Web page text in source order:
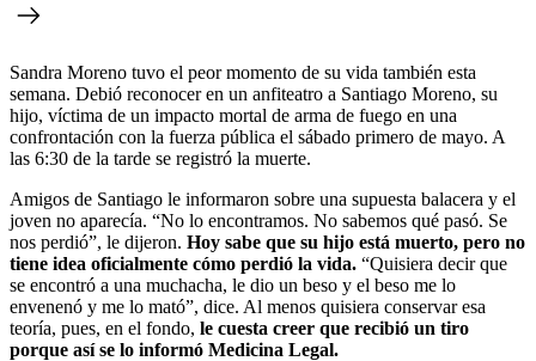
Sandra Moreno tuvo el peor momento de su vida también esta
semana. Debió reconocer en un anfiteatro a Santiago Moreno, su
hijo, víctima de un impacto mortal de arma de fuego en una
confrontación con la fuerza pública el sábado primero de mayo. A
las 6:30 de la tarde se registró la muerte.
Amigos de Santiago le informaron sobre una supuesta balacera y el
joven no aparecía. “No lo encontramos. No sabemos qué pasó. Se
nos perdió”, le dijeron. Hoy sabe que su hijo está muerto, pero no
tiene idea oficialmente cómo perdió la vida. “Quisiera decir que
se encontró a una muchacha, le dio un beso y el beso me lo
envenenó y me lo mató”, dice. Al menos quisiera conservar esa
teoría, pues, en el fondo, le cuesta creer que recibió un tiro
porque así se lo informó Medicina Legal.